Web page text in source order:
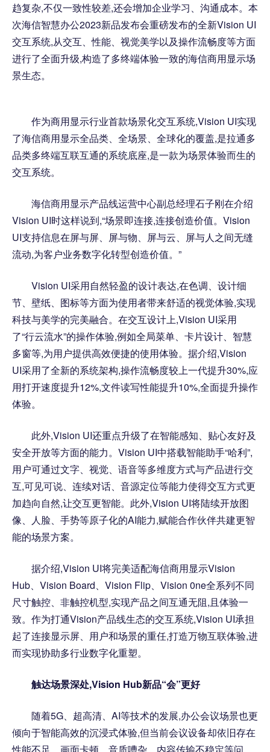
趋复杂,不仅一致性较差,还会增加企业学习、沟通成本。本
次海信智慧办公2023新品发布会重磅发布的全新Vision UI
交互系统,从交互、性能、视觉美学以及操作流畅度等方面
进行了全面升级,构造了多终端体验一致的海信商用显示场
景生态。
作为商用显示行业首款场景化交互系统,Vision UI实现
了海信商用显示全品类、全场景、全球化的覆盖,是拉通多
品类多终端互联互通的系统底座,是一款为场景体验而生的
交互系统。
海信商用显示产品线运营中心副总经理石子刚在介绍
Vision UI时这样说到,“场景即连接,连接创造价值。Vision
UI支持信息在屏与屏、屏与物、屏与云、屏与人之间无缝
流动,为客户业务数字化转型创造价值。”
Vision UI采用自然轻盈的设计表达,在色调、设计细
节、壁纸、图标等方面为使用者带来舒适的视觉体验,实现
科技与美学的完美融合。在交互设计上,Vision UI采用
了“行云流水”的操作体验,例如全局菜单、卡片设计、智慧
多窗等,为用户提供高效便捷的使用体验。据介绍,Vision
UI采用了全新的系统架构,操作流畅度较上一代提升30%,应
用打开速度提升12%,文件读写性能提升10%,全面提升操作
体验。
此外,Vision UI还重点升级了在智能感知、贴心友好及
安全开放等方面的能力。Vision UI中搭载智能助手“哈利”,
用户可通过文字、视觉、语音等多维度方式与产品进行交
互,可见可说、连续对话、音源定位等能力使得交互方式更
加趋向自然,让交互更智能。此外,Vision UI将陆续开放图
像、人脸、手势等原子化的AI能力,赋能合作伙伴共建更智
能的场景方案。
据介绍,Vision UI将完美适配海信商用显示Vision
Hub、Vision Board、Vision Flip、Vision 0ne全系列不同
尺寸触控、非触控机型,实现产品之间互通无阻,且体验一
致。作为打通Vision产品线生态的交互系统,Vision UI承担
起了连接显示屏、用户和场景的重任,打造万物互联体验,进
而实现协助多行业数字化重塑。
触达场景深处,Vision Hub新品“会”更好
随着5G、超高清、AI等技术的发展,办公会议场景也更
倾向于智能高效的沉浸式体验,但当前会议设备却依旧存在